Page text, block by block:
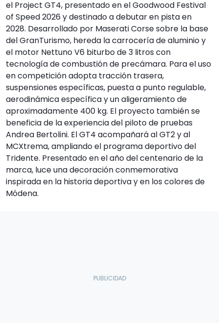
el Project GT4, presentado en el Goodwood Festival
of Speed 2026 y destinado a debutar en pista en
2028. Desarrollado por Maserati Corse sobre la base
del GranTurismo, hereda la carrocería de aluminio y
el motor Nettuno V6 biturbo de 3 litros con
tecnología de combustión de precámara. Para el uso
en competición adopta tracción trasera,
suspensiones específicas, puesta a punto regulable,
aerodinámica específica y un aligeramiento de
aproximadamente 400 kg. El proyecto también se
beneficia de la experiencia del piloto de pruebas
Andrea Bertolini. El GT4 acompañará al GT2 y al
MCXtrema, ampliando el programa deportivo del
Tridente. Presentado en el año del centenario de la
marca, luce una decoración conmemorativa
inspirada en la historia deportiva y en los colores de
Módena.